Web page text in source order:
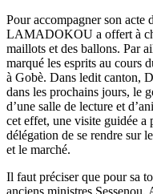
Pour accompagner son acte
LAMADOKOU a offert à
maillots et des ballons. Par
marqué les esprits au
à Gobè. Dans ledit canton,
dans les prochains jours, le
d’une salle de lecture et
cet effet, une visite guidée a
délégation de se rendre sur
et le marché.
Il faut préciser que pour sa
anciens ministres